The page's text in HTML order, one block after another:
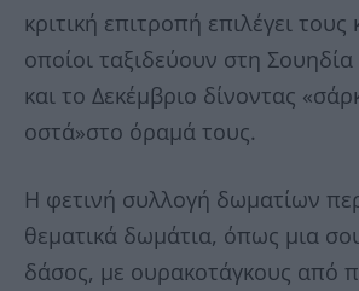
κριτική επιτροπή επιλέγει
οποίοι ταξιδεύουν στη
και το Δεκέμβριο δίνοντας
οστά»στο όραμά τους.
Η φετινή συλλογή δωματίων
θεματικά δωμάτια, όπως μια
δάσος, με ουρακοτάγκους από